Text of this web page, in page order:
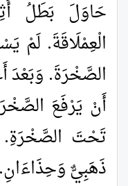
حَاوَلَ بَطَلُ
الْعِمْلَاقَةَ. لَمْ
الصَّخْرَةَ. وَبَعْدَ
أَنْ يَرْفَعَ
تَحْتَ
ذَهَبِيٌّ وَحِذَاءَانِ.